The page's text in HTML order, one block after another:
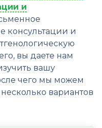
и
консультации и
вы даете нам
вашу
чего мы можем
вариантов